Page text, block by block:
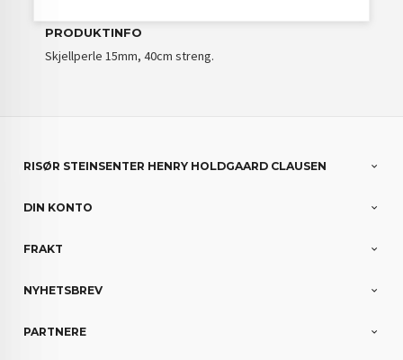
PRODUKTINFO
Skjellperle 15mm, 40cm streng.
RISØR STEINSENTER HENRY HOLDGAARD CLAUSEN
DIN KONTO
FRAKT
NYHETSBREV
PARTNERE